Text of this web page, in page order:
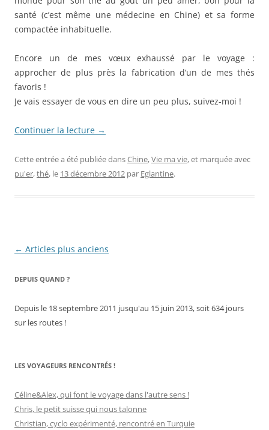
santé (c’est même une médecine en Chine) et sa forme
compactée inhabituelle.
Encore un de mes vœux exhaussé par le voyage :
approcher de plus près la fabrication d’un de mes thés
favoris !
Je vais essayer de vous en dire un peu plus, suivez-moi !
Continuer la lecture →
Cette entrée a été publiée dansChine,Vie ma vie, et marquée avec
pu'er,thé, le 13 décembre 2012 par Eglantine.
Navigation
articles
← Articles plus anciens
DEPUIS QUAND ?
Depuis le 18 septembre 2011 jusqu'au 15 juin 2013, soit 634 jours
sur les routes !
LES VOYAGEURS RENCONTRÉS !
Céline&Alex, qui font le voyage dans l'autre sens !
Chris, le petit suisse qui nous talonne
Christian, cyclo expérimenté, rencontré en Turquie